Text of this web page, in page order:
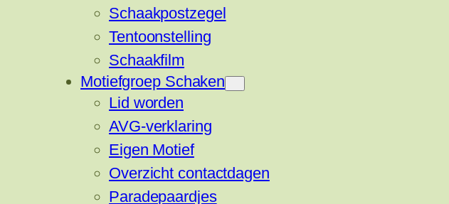
Schaakpostzegel
Tentoonstelling
Schaakfilm
Motiefgroep Schaken
Lid worden
AVG-verklaring
Eigen Motief
Overzicht contactdagen
Paradepaardjes